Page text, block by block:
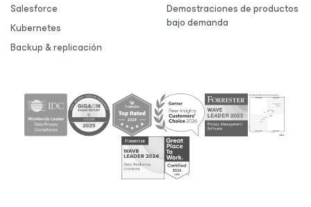
Salesforce
Kubernetes
Backup & replicación
Demostraciones de productos
bajo demanda